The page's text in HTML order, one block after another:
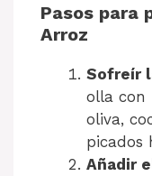
Pasos para
Arroz
Sofreír
olla con
oliva,
picados
Añadir